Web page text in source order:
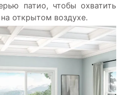
патио, чтобы охватить
открытом воздухе.